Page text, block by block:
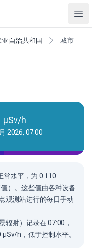
亚自治共和国 城市
µSv/h
2026, 07:00
常水平，为 0.110
）。这些值由各种设备
观测站进行的每日手动
辐射）记录在 07:00，
h，低于控制水平。